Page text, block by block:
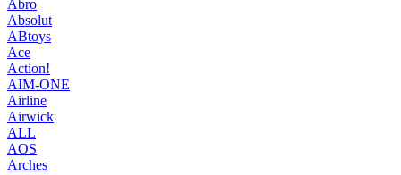
Abro
Absolut
ABtoys
Ace
Action!
AIM-ONE
Airline
Airwick
ALL
AOS
Arches